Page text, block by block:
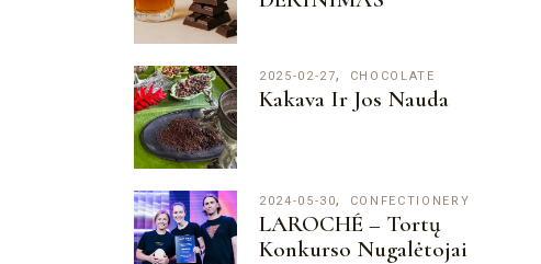
2025-02-27 CHOCOLATE
Kakava Ir Jos Nauda
2024-05-30 CONFECTIONERY
LAROCHÉ – Tortų
Konkurso Nugalėtojai